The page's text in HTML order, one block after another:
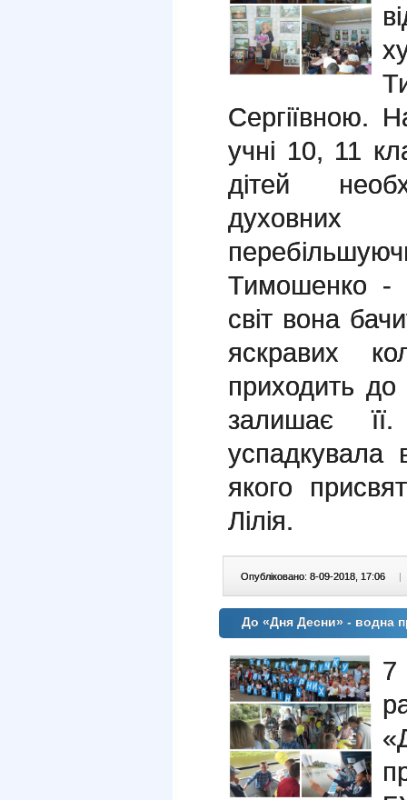
Сергіївною.
учні 10, 11
дітей
духовних
Тимошенко -
світ вона
яскравих
приходить до
залишає
успадкувала
якого
Лілія.
Опубліковано: 8-09-2018, 17:06 |
До «Дня Десни» - водна
7